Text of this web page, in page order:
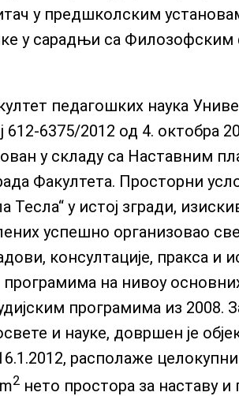
у предшколским
у сарадњи са Филозофским
педагошких наука
612-6375/2012 од 4. октобра
у складу са Наставним
Факултета. Просторни
у истој згради,
успешно организовао
консултације, пракса и
на нивоу
програмима из 2008.
и науке, довршен је
располаже
2 нето простора за наставу и